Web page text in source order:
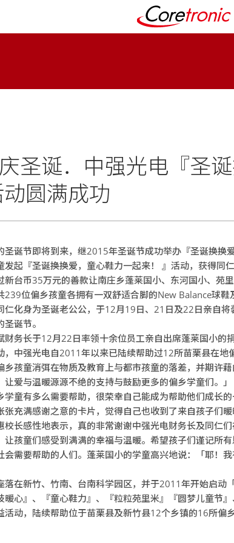
圣诞．中强光电『圣
圆满成功
圣诞节即将到来，继2015年圣诞节成功举办『圣诞换换
发起『圣诞换换爱，童心鞋力一起来！ 』活动，获得同
新台币35万元的善款让南庄乡蓬莱国小、东河国小、苑
239位偏乡孩童各拥有一双舒适合脚的New Balance球
仁化身为圣诞老公公，于12月19日、21日及22日亲自
诞节。
财务长于12月22日率领十余位员工亲自出席蓬莱国小的
，中强光电自2011年以来已陆续帮助过12所苗栗县在地
乡孩童消弭在物质及教育上与都市孩童的落差，并期许
让爱与温暖源源不绝的支持与鼓励更多的偏乡学童们。
学童有多么需要帮助，很荣幸自己能成为帮助他们成长
张充满感谢之意的卡片，觉得自己也收到了来自孩子们暖
校长感性地表示，真的非常谢谢中强光电财务长及同仁
让孩童们感受到满满的幸福与温暖。希望孩子们谨记所
会需要帮助的人们。蓬莱国小的学童高兴地说：「耶！
落在新竹、竹南、台南科学园区，并于2011年开始启动
暖心』、『童心鞋力』、『粒粒苑里米』『圆梦儿童节
活动，陆续帮助位于苗栗县及新竹县12个乡镇的16所偏